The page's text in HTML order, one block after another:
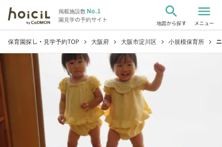
掲載施設数No.1
園見学の予約サイト
search
地図から探す
menu
メニュー
保育園探し・見学予約TOP chevron_right 大阪府 chevron_right 大阪市淀川区 chevron_right 小規模保育所 chevron_right